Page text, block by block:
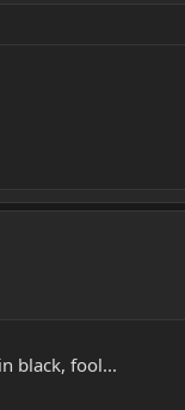
black, fool...